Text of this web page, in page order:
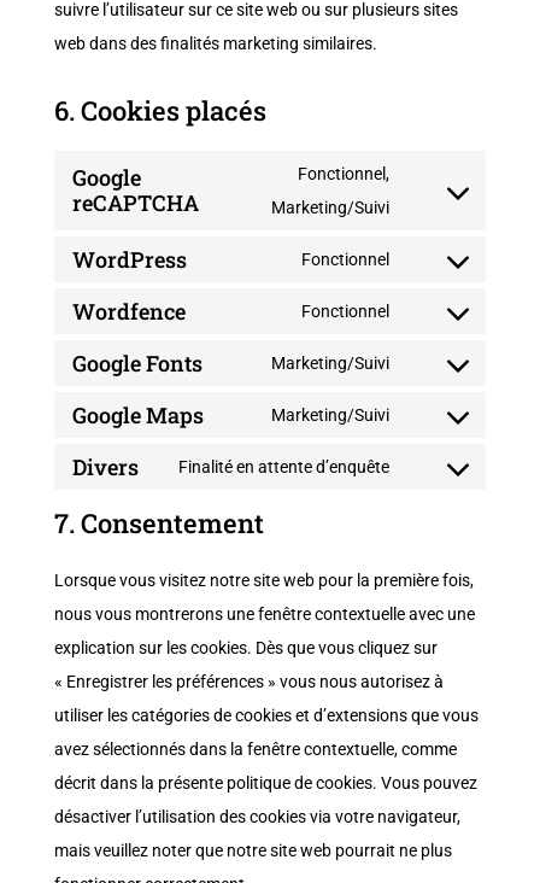
suivre l’utilisateur sur ce site web ou sur plusieurs sites
web dans des finalités marketing similaires.
6. Cookies placés
Google
reCAPTCHA
Fonctionnel,
Marketing/Suivi
Consent
service
google-
WordPress
Fonctionnel
Consent
wordpress
Wordfence
Fonctionnel
Consent
wordfence
Google Fonts
Marketing/Suivi
Consent
google-
Google Maps
Marketing/Suivi
Consent
Divers
Finalité en attente d’enquête
Consent
divers
7. Consentement
Lorsque vous visitez notre site web pour la première fois,
nous vous montrerons une fenêtre contextuelle avec une
explication sur les cookies. Dès que vous cliquez sur
« Enregistrer les préférences » vous nous autorisez à
utiliser les catégories de cookies et d’extensions que vous
avez sélectionnés dans la fenêtre contextuelle, comme
décrit dans la présente politique de cookies. Vous pouvez
désactiver l’utilisation des cookies via votre navigateur,
mais veuillez noter que notre site web pourrait ne plus